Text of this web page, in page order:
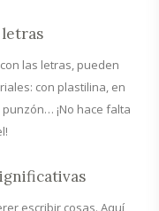
las letras, pueden
con plastilina, en
¡No hace falta
escribir cosas. Aquí